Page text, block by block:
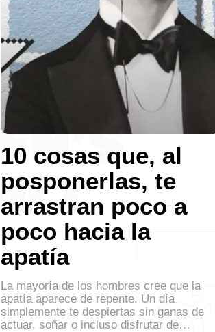
10 cosas que, al
posponerlas, te
arrastran poco a
poco hacia la
apatía
La mayoría de los hombres cree que la
apatía aparece de repente. Un día
simplemente te despiertas sin ganas de
actuar, soñar o incluso disfrutar de…